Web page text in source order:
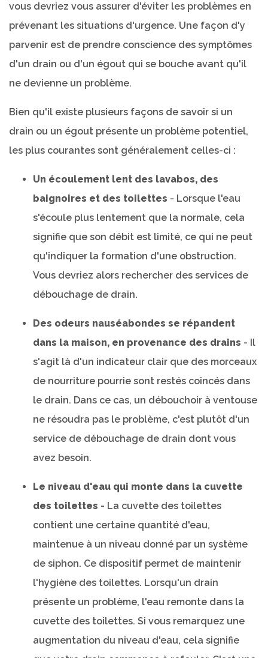
vous devriez vous assurer d'éviter les problèmes en
prévenant les situations d'urgence. Une façon d'y
parvenir est de prendre conscience des symptômes
d'un drain ou d'un égout qui se bouche avant qu'il
ne devienne un problème.
Bien qu'il existe plusieurs façons de savoir si un
drain ou un égout présente un problème potentiel,
les plus courantes sont généralement celles-ci :
Un écoulement lent des lavabos, des
baignoires et des toilettes - Lorsque l'eau
s'écoule plus lentement que la normale, cela
signifie que son débit est limité, ce qui ne peut
qu'indiquer la formation d'une obstruction.
Vous devriez alors rechercher des services de
débouchage de drain.
Des odeurs nauséabondes se répandent
dans la maison, en provenance des drains - Il
s'agit là d'un indicateur clair que des morceaux
de nourriture pourrie sont restés coincés dans
le drain. Dans ce cas, un débouchoir à ventouse
ne résoudra pas le problème, c'est plutôt d'un
service de débouchage de drain dont vous
avez besoin.
Le niveau d'eau qui monte dans la cuvette
des toilettes - La cuvette des toilettes
contient une certaine quantité d'eau,
maintenue à un niveau donné par un système
de siphon. Ce dispositif permet de maintenir
l'hygiène des toilettes. Lorsqu'un drain
présente un problème, l'eau remonte dans la
cuvette des toilettes. Si vous remarquez une
augmentation du niveau d'eau, cela signifie